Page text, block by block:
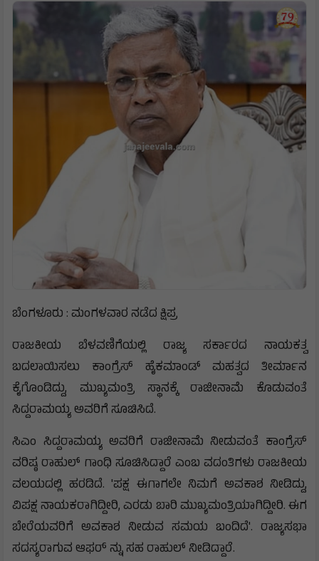
ಬೆಂಗಳೂರು : ಮಂಗಳವಾರ ನಡೆದ ಕ್ಷಿಪ್ರ
ರಾಜಕೀಯ ಬೆಳವಣಿಗೆಯಲ್ಲಿ ರಾಜ್ಯ ಸರ್ಕಾರದ ನಾಯಕತ್ವ
ಬದಲಾಯಿಸಲು ಕಾಂಗ್ರೆಸ್ ಹೈಕಮಾಂಡ್ ಮಹತ್ವದ ತೀರ್ಮಾನ
ಕೈಗೊಂಡಿದ್ದು, ಮುಖ್ಯಮಂತ್ರಿ ಸ್ಥಾನಕ್ಕೆ ರಾಜೀನಾಮೆ ಕೊಡುವಂತೆ
ಸಿದ್ದರಾಮಯ್ಯ ಅವರಿಗೆ ಸೂಚಿಸಿದೆ.
ಸಿಎಂ ಸಿದ್ದರಾಮಯ್ಯ ಅವರಿಗೆ ರಾಜೀನಾಮೆ ನೀಡುವಂತೆ ಕಾಂಗ್ರೆಸ್
ವರಿಷ್ಠ ರಾಹುಲ್ ಗಾಂಧಿ ಸೂಚಿಸಿದ್ದಾರೆ ಎಂಬ ವದಂತಿಗಳು ರಾಜಕೀಯ
ವಲಯದಲ್ಲಿ ಹರಡಿದೆ. 'ಪಕ್ಷ ಈಗಾಗಲೇ ನಿಮಗೆ ಅವಕಾಶ ನೀಡಿದ್ದು,
ವಿಪಕ್ಷ ನಾಯಕರಾಗಿದ್ದೀರಿ, ಎರಡು ಬಾರಿ ಮುಖ್ಯಮಂತ್ರಿಯಾಗಿದ್ದೀರಿ. ಈಗ
ಬೇರೆಯವರಿಗೆ ಅವಕಾಶ ನೀಡುವ ಸಮಯ ಬಂದಿದೆ'. ರಾಜ್ಯಸಭಾ
ಸದಸ್ಯರಾಗುವ ಆಫರ್ ನ್ನು ಸಹ ರಾಹುಲ್ ನೀಡಿದ್ದಾರೆ.